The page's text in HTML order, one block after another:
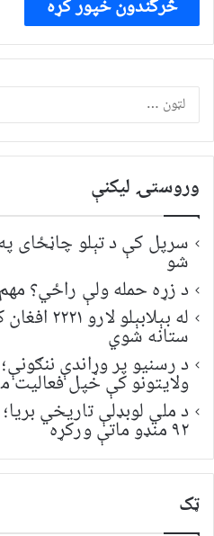
وروستۍ ليکنې
شو
د زړه حمله ولې راځي؟
له
ستانه شوي
د رسنیو پر وړاندې
ولایتونو کې خپل فعالیت
د ملي لوبډلې تاریخي
۹۲ منډو ماتې ورکړه
ټک